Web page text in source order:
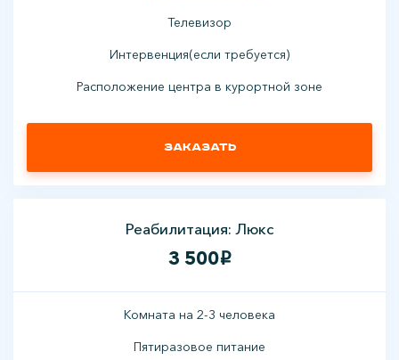
Телевизор
Интервенция(если требуется)
Расположение центра в курортной зоне
Заказать
Реабилитация: Люкс
3 500i
Комната на 2-3 человека
Пятиразовое питание